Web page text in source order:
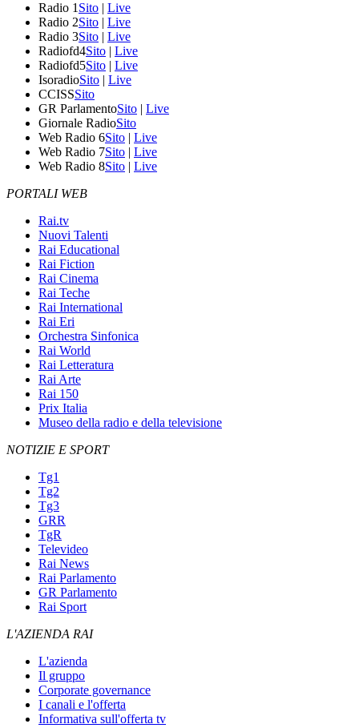
Radio 1 Sito | Live
Radio 2Sito | Live
Radio 3Sito | Live
Radiofd4Sito | Live
Radiofd5Sito | Live
IsoradioSito | Live
CCISSSito
GR ParlamentoSito | Live
Giornale RadioSito
Web Radio 6Sito | Live
Web Radio 7Sito | Live
Web Radio 8Sito | Live
PORTALI WEB
Rai.tv
Nuovi Talenti
Rai Educational
Rai Fiction
Rai Cinema
Rai Teche
Rai International
Rai Eri
Orchestra Sinfonica
Rai World
Rai Letteratura
Rai Arte
Rai 150
Prix Italia
Museo della radio e della televisione
NOTIZIE E SPORT
Tg1
Tg2
Tg3
GRR
TgR
Televideo
Rai News
Rai Parlamento
GR Parlamento
Rai Sport
L'AZIENDA RAI
L'azienda
Il gruppo
Corporate governance
I canali e l'offerta
Informativa sull'offerta tv